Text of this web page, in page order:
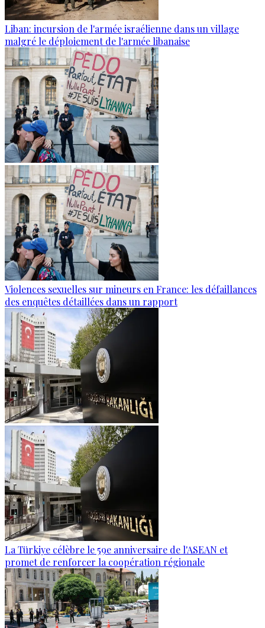
Liban: incursion de l'armée israélienne dans un village
malgré le déploiement de l'armée libanaise
Violences sexuelles sur mineurs en France: les défaillances
des enquêtes détaillées dans un rapport
La Türkiye célèbre le 59e anniversaire de l'ASEAN et
promet de renforcer la coopération régionale